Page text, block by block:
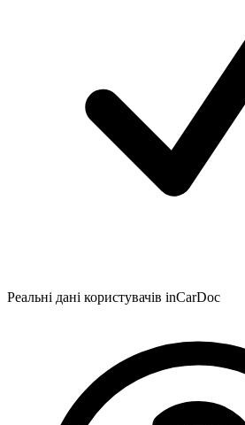
Реальні дані користувачів inCarDoc